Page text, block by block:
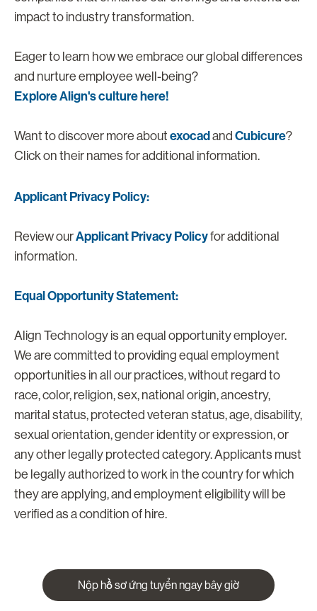
impact to industry transformation.
Eager to learn how we embrace our global differences
and nurture employee well-being?
Explore Align's culture here!
Want to discover more about exocadand Cubicure?
Click on their names for additional information.
Applicant Privacy Policy:
Review ourApplicant Privacy Policyfor additional
information.
Equal Opportunity Statement:
Align Technology is an equal opportunity employer.
We are committed to providing equal employment
opportunities in all our practices, without regard to
race, color, religion, sex, national origin, ancestry,
marital status, protected veteran status, age, disability,
sexual orientation, gender identity or expression, or
any other legally protected category. Applicants must
be legally authorized to work in the country for which
they are applying, and employment eligibility will be
verified as a condition of hire.
Nộp hồ sơ ứng tuyển ngay bây giờ